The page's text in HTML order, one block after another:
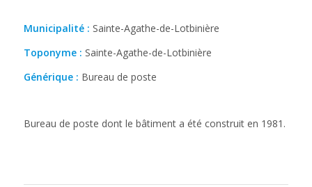
Municipalité : Sainte-Agathe-de-Lotbinière
Toponyme : Sainte-Agathe-de-Lotbinière
Générique : Bureau de poste
Bureau de poste dont le bâtiment a été construit en 1981.